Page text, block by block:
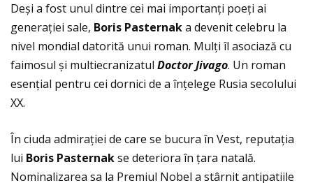
Deși a fost unul dintre cei mai importanţi poeţi ai
generaţiei sale, Boris Pasternaka devenit celebru la
nivel mondial datorită unui roman. Mulţi îl asociază cu
faimosul și multiecranizatul Doctor Jivago. Un roman
esenţial pentru cei dornici de a înţelege Rusia secolului
XX.
În ciuda admiraţiei de care se bucura în Vest, reputaţia
lui Boris Pasternakse deteriora în ţara natală.
Nominalizarea sa la Premiul Nobel a stârnit antipatiile